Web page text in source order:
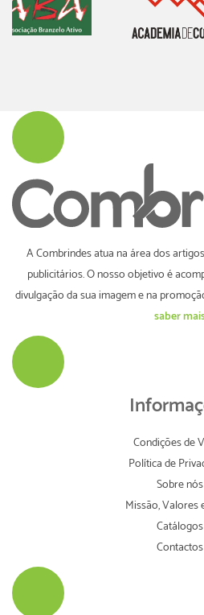
A Combrindes atua na área dos
publicitários. O nosso objetivo é
divulgação da sua imagem e na
saber
Condições de
Política de
Sobre nós
Missão, Valores
Catálogos
Contactos